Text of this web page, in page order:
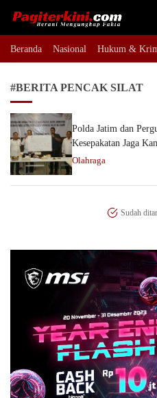
Pagiterkini.com
Berani Mengungkap Fakta
Beranda Nasional Hukum &
#BERITA PENCAK SILAT
Polda Jatim dan
Kesepakatan Jaga
Olahraga
Sudah